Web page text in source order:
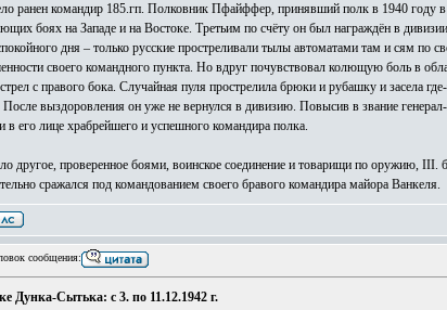
ранен командир 185.гп. Полковник Пфайффер, принявший полк в 1940
боях на Западе и на Востоке. Третьим по счёту он был награждён в
дня – только русские простреливали тылы автоматами там и сям
своего командного пункта. Но вдруг почувствовал колющую боль в
с правого бока. Случайная пуля прострелила брюки и рубашку и засела
выздоровления он уже не вернулся в дивизию. Повысив в звание
его лице храбрейшего и успешного командира полка.
другое, проверенное боями, воинское соединение и товарищи по оружию, III.
сражался под командованием своего бравого командира майора Ванкеля.
сообщения:
Дунка-Сытька: с 3. по 11.12.1942 г.